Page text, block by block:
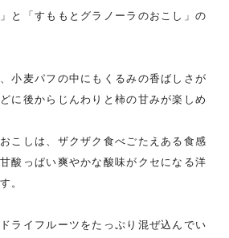
と「すももとグラノーラのおこし」の
小麦パフの中にもくるみの香ばしさが
に後からじんわりと柿の甘みが楽しめ
こしは、ザクザク食べごたえある食感
酸っぱい爽やかな酸味がクセになる洋
。
ライフルーツをたっぷり混ぜ込んでい